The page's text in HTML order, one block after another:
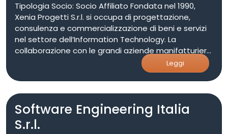
Tipologia Socio: Socio Affiliato Fondata nel 1990,
Xenia Progetti S.r.l. si occupa di progettazione,
consulenza e commercializzazione di beni e servizi
nel settore dell’Information Technology. La
collaborazione con le grandi aziende manifatturiere
nel settore industriale ha permesso all’azienda di
posizionarsi come Partner preferenziale per
l’Integrazione di Sistemi e di estendere il suo campo
d’azione in Italia e all’estero anche in altri settori
quali le Telecomunicazioni, la Sanità, la Pubblica
Amministrazione, la Gestione Documentale.
Leggi
Software Engineering Italia
S.r.l.